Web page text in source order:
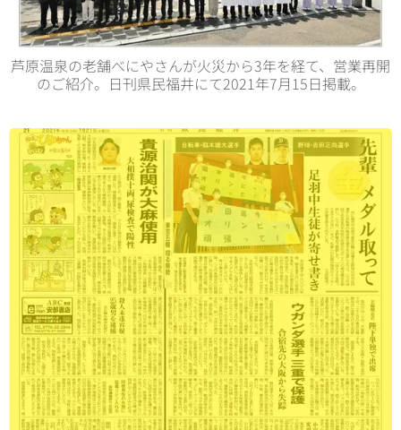
芦原温泉の老舗べにやさんが火災から3年を経て、営業再開
のご紹介。日刊県民福井にて2021年7月15日掲載。